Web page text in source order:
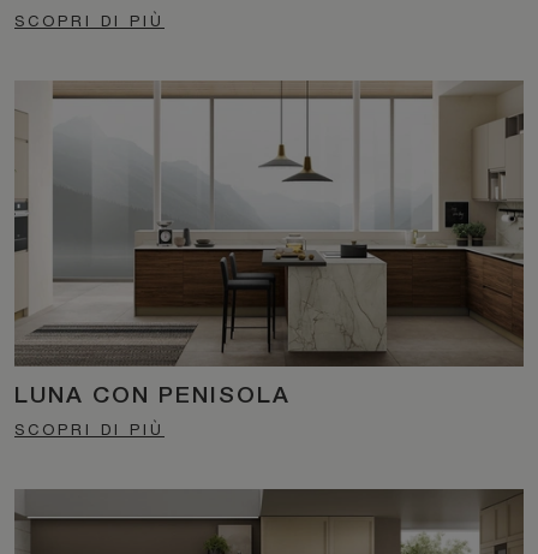
SCOPRI DI PIÙ
LUNA CON PENISOLA
SCOPRI DI PIÙ